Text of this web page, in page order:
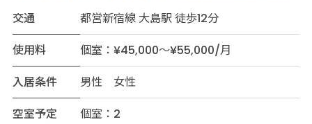
交通
都営新宿線 大島駅 徒歩12分
使用料
個室：¥45,000～¥55,000/月
入居条件
男性 女性
空室予定
個室：2